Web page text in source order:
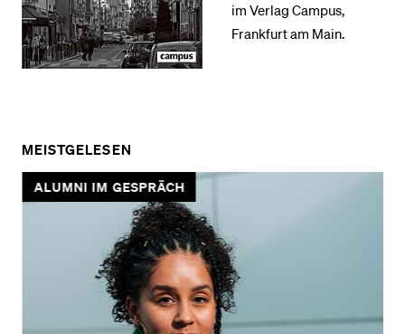
im Verlag Campus,
Frankfurt am Main.
MEISTGELESEN
ALUMNI IM GESPRÄCH